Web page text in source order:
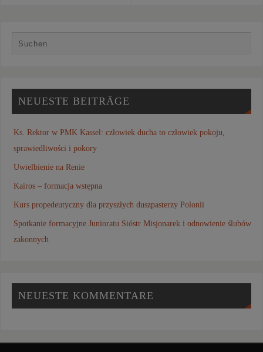
NEUESTE BEITRÄGE
Ks. Rektor w PMK Kassel: człowiek ducha to człowiek pokoju,
sprawiedliwości i pokory
Uwielbienie na Renie
Kairos – formacja wstępna
Kurs propedeutyczny dla przyszłych duszpasterzy Polonii
Spotkanie formacyjne Junioratu Sióstr Misjonarek i odnowienie ślubów
zakonnych
NEUESTE KOMMENTARE